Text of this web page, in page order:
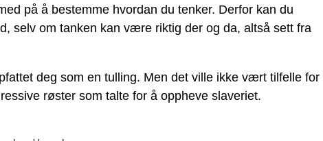
på å bestemme hvordan du tenker. Derfor kan du
selv om tanken kan være riktig der og da, altså sett fra
deg som en tulling. Men det ville ikke vært tilfelle for
røster som talte for å oppheve slaveriet.